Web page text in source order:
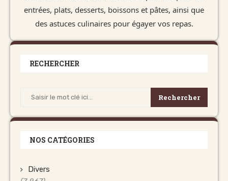
entrées, plats, desserts, boissons et pâtes, ainsi que
des astuces culinaires pour égayer vos repas.
RECHERCHER
Rechercher
NOS CATÉGORIES
Divers